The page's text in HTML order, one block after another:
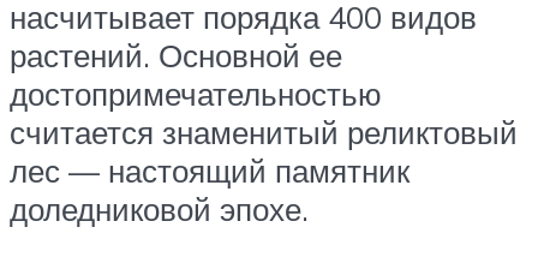
насчитывает порядка 400 видов
растений. Основной ее
достопримечательностью
считается знаменитый реликтовый
лес — настоящий памятник
доледниковой эпохе.